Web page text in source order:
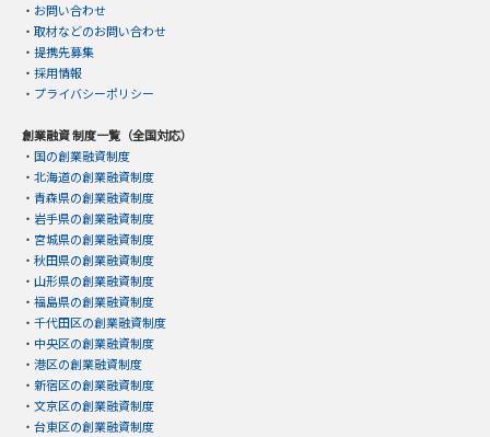
・ お問い合わせ
・ 取材などのお問い合わせ
・ 提携先募集
・ 採用情報
・ プライバシーポリシー
創業融資 制度一覧（全国対応）
・ 国の創業融資制度
・ 北海道の創業融資制度
・ 青森県の創業融資制度
・ 岩手県の創業融資制度
・ 宮城県の創業融資制度
・ 秋田県の創業融資制度
・ 山形県の創業融資制度
・ 福島県の創業融資制度
・ 千代田区の創業融資制度
・ 中央区の創業融資制度
・ 港区の創業融資制度
・ 新宿区の創業融資制度
・ 文京区の創業融資制度
・ 台東区の創業融資制度